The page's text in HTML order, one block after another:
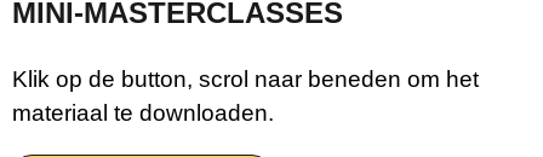
MINI-MASTERCLASSES
Klik op de button, scrol naar beneden om het
materiaal te downloaden.